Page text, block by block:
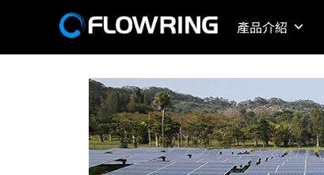
產品介紹